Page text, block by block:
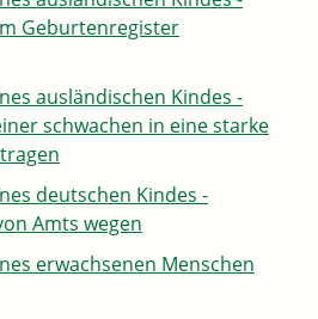
Geburtenregister
ausländischen Kindes -
schwachen in eine starke
deutschen Kindes -
Amts wegen
erwachsenen Menschen